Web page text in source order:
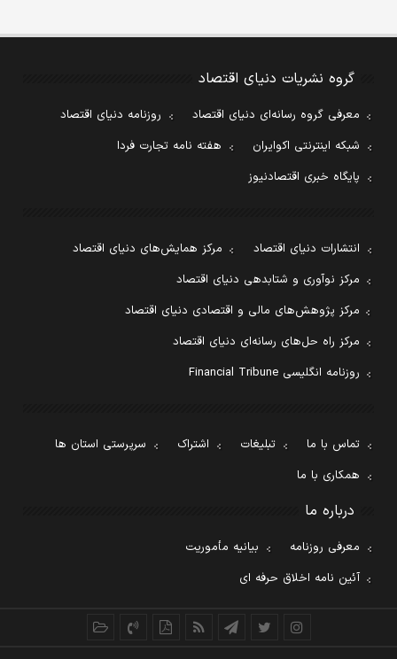
گروه نشریات دنیای اقتصاد
معرفی گروه رسانه‌ای دنیای اقتصاد
روزنامه دنیای اقتصاد
شبکه اینترنتی اکوایران
هفته نامه تجارت فردا
پایگاه خبری اقتصادنیوز
انتشارات دنیای اقتصاد
مرکز همایش‌های دنیای اقتصاد
مرکز نوآوری و شتابدهی دنیای اقتصاد
مرکز پژوهش‌های مالی و اقتصادی دنیای اقتصاد
مرکز راه حل‌های رسانه‌ای دنیای اقتصاد
روزنامه انگلیسی Financial Tribune
تماس با ما تبلیغات اشتراک
سرپرستی استان ها
همکاری با ما
درباره ما
معرفی روزنامه
بیانیه مأموریت
آئین نامه اخلاق حرفه ای